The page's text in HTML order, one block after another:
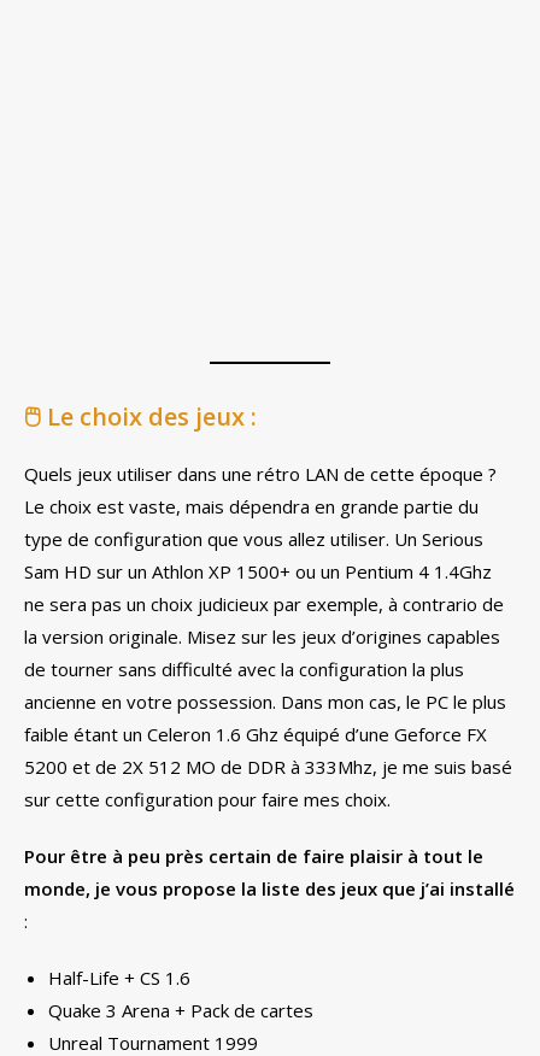
🖱️ Le choix des jeux :
Quels jeux utiliser dans une rétro LAN de cette époque ?
Le choix est vaste, mais dépendra en grande partie du
type de configuration que vous allez utiliser. Un Serious
Sam HD sur un Athlon XP 1500+ ou un Pentium 4 1.4Ghz
ne sera pas un choix judicieux par exemple, à contrario de
la version originale. Misez sur les jeux d’origines capables
de tourner sans difficulté avec la configuration la plus
ancienne en votre possession. Dans mon cas, le PC le plus
faible étant un Celeron 1.6 Ghz équipé d’une Geforce FX
5200 et de 2X 512 MO de DDR à 333Mhz, je me suis basé
sur cette configuration pour faire mes choix.
Pour être à peu près certain de faire plaisir à tout le
monde, je vous propose la liste des jeux que j’ai installé
:
Half-Life + CS 1.6
Quake 3 Arena + Pack de cartes
Unreal Tournament 1999